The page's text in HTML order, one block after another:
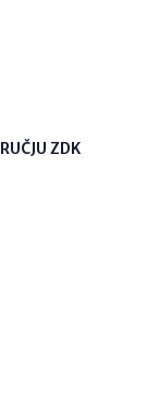
ZDK